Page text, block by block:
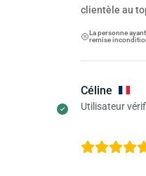
clientèle au
La personne
remise
Céline
Utilisateur